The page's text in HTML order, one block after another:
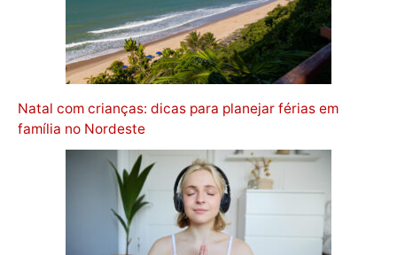
Natal com crianças: dicas para planejar férias em
família no Nordeste